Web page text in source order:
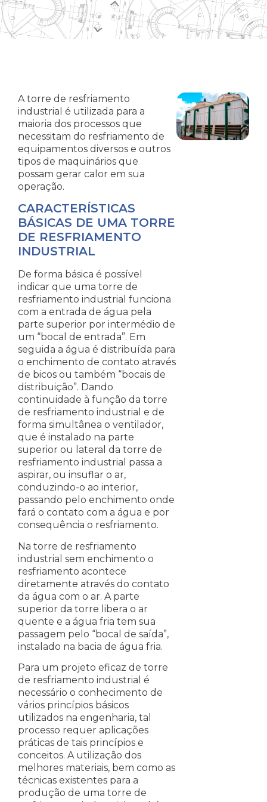
A torre de resfriamento
industrial é utilizada para a
maioria dos processos que
necessitam do resfriamento de
equipamentos diversos e outros
tipos de maquinários que
possam gerar calor em sua
operação.
CARACTERÍSTICAS
BÁSICAS DE UMA TORRE
DE RESFRIAMENTO
INDUSTRIAL
De forma básica é possível
indicar que uma torre de
resfriamento industrial funciona
com a entrada de água pela
parte superior por intermédio de
um “bocal de entrada”. Em
seguida a água é distribuída para
o enchimento de contato através
de bicos ou também “bocais de
distribuição”. Dando
continuidade à função da torre
de resfriamento industrial e de
forma simultânea o ventilador,
que é instalado na parte
superior ou lateral da torre de
resfriamento industrial passa a
aspirar, ou insuflar o ar,
conduzindo-o ao interior,
passando pelo enchimento onde
fará o contato com a água e por
consequência o resfriamento.
Na torre de resfriamento
industrial sem enchimento o
resfriamento acontece
diretamente através do contato
da água com o ar. A parte
superior da torre libera o ar
quente e a água fria tem sua
passagem pelo “bocal de saída”,
instalado na bacia de água fria.
Para um projeto eficaz de torre
de resfriamento industrial é
necessário o conhecimento de
vários princípios básicos
utilizados na engenharia, tal
processo requer aplicações
práticas de tais princípios e
conceitos. A utilização dos
melhores materiais, bem como as
técnicas existentes para a
produção de uma torre de